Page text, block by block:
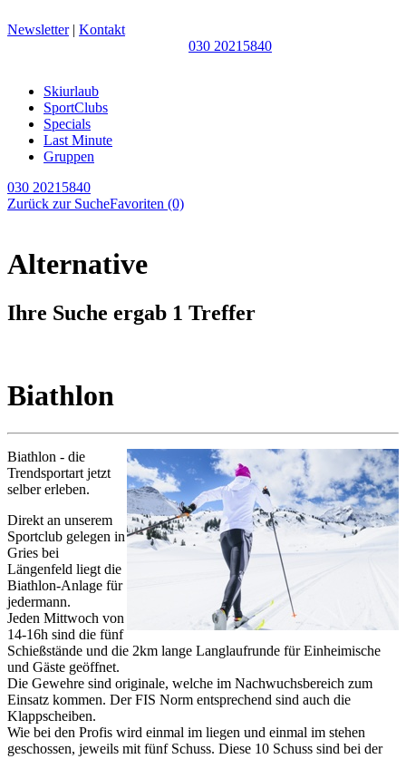
Newsletter| Kontakt
030 20215840
Skiurlaub
SportClubs
Specials
Last Minute
Gruppen
030 20215840
Zurück zur SucheFavoriten (0)
Alternative
Ihre Suche ergab 1 Treffer
Biathlon
Biathlon - die
Trendsportart jetzt
selber erleben.
Direkt an unserem
Sportclub gelegen in
Gries bei
Längenfeld liegt die
Biathlon-Anlage für
jedermann.
Jeden Mittwoch von
14-16h sind die fünf
Schießstände und die 2km lange Langlaufrunde für Einheimische
und Gäste geöffnet.
Die Gewehre sind originale, welche im Nachwuchsbereich zum
Einsatz kommen. Der FIS Norm entsprechend sind auch die
Klappscheiben.
Wie bei den Profis wird einmal im liegen und einmal im stehen
geschossen, jeweils mit fünf Schuss. Diese 10 Schuss sind bei der